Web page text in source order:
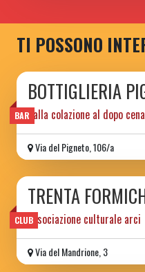
TI POSSONO
BAR
BOTTIGLIERIA
dalla colazione al dopo cena
Via del Pigneto, 106/a
CLUB
TRENTA
associazione culturale arci
Via del Mandrione, 3